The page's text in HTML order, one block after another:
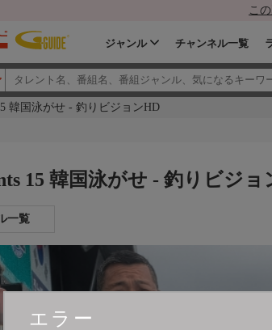
こ
ジャンル チャンネル一覧
韓国泳がせ - 釣りビジョンHD
エラー
15 韓国泳がせ - 釣りビジョ
一覧